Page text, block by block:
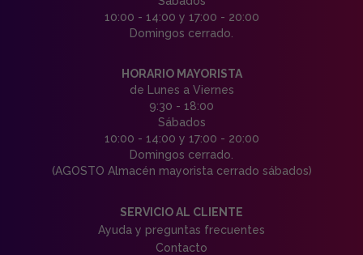
10:00 - 14:00 y 17:00 - 20:00
Domingos cerrado.
HORARIO MAYORISTA
de Lunes a Viernes
9:30 - 18:00
Sábados
10:00 - 14:00 y 17:00 - 20:00
Domingos cerrado.
(AGOSTO Almacén mayorista cerrado sábados)
SERVICIO AL CLIENTE
Ayuda y preguntas frecuentes
Contacto